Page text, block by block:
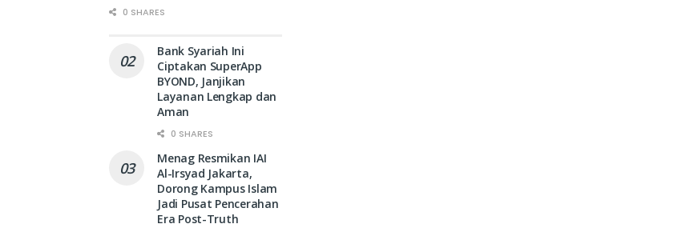
0 SHARES
Bank Syariah Ini
Ciptakan SuperApp
BYOND, Janjikan
Layanan Lengkap dan
Aman
0 SHARES
Menag Resmikan IAI
Al-Irsyad Jakarta,
Dorong Kampus Islam
Jadi Pusat Pencerahan
Era Post-Truth